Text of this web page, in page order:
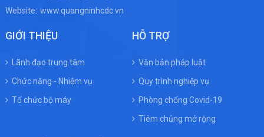
Website: www.quangninhcdc.vn
GIỚI THIỆU
Lãnh đạo trung tâm
Chức năng - Nhiệm vụ
Tổ chức bộ máy
HỖ TRỢ
Văn bản pháp luật
Quy trình nghiệp vụ
Phòng chống Covid-19
Tiêm chủng mở rộng